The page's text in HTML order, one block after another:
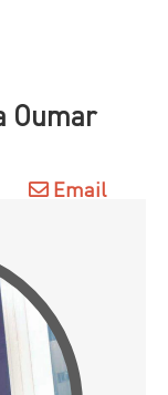
Oumar
Email